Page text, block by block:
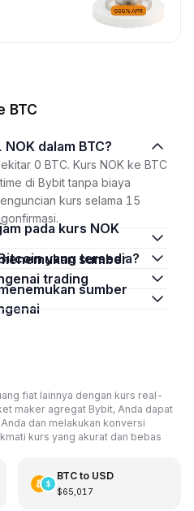
BTC
NOK dalam BTC?
0 BTC. Kurs NOK ke BTC
di Bybit tanpa biaya
kurs selama 15
Bitcoin yang tersedia?
trading
fiat lainnya dengan kurs real-
maker agregat Bybit, Anda dapat
dan melakukan konversi
kurs yang akurat dan bebas
BTCto USD
$65,017